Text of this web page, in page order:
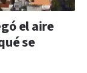
el aire
se